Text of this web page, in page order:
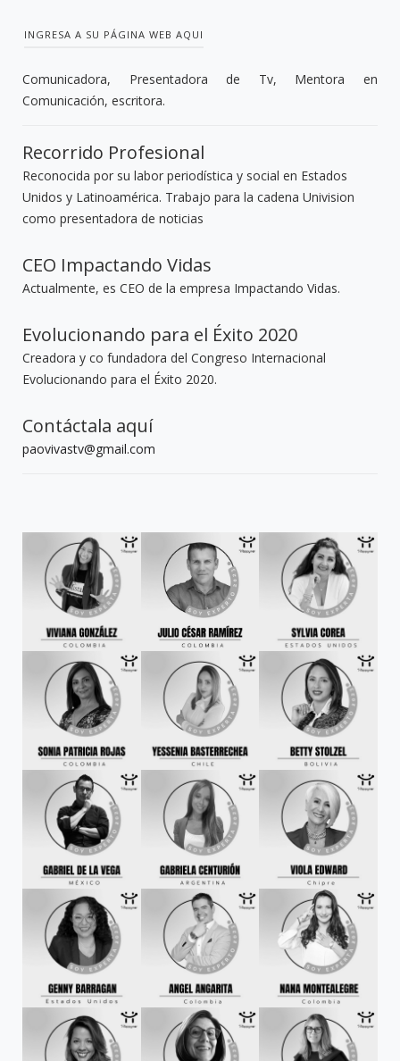
INGRESA A SU PÁGINA WEB AQUI
Comunicadora, Presentadora de Tv, Mentora en
Comunicación, escritora.
Recorrido Profesional
Reconocida por su labor periodística y social en Estados
Unidos y Latinoamérica. Trabajo para la cadena Univision
como presentadora de noticias
CEO Impactando Vidas
Actualmente, es CEO de la empresa Impactando Vidas.
Evolucionando para el Éxito 2020
Creadora y co fundadora del Congreso Internacional
Evolucionando para el Éxito 2020.
Contáctala aquí
paovivastv@gmail.com